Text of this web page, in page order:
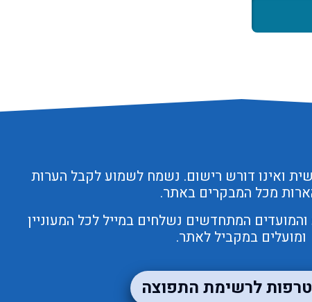
ואינו דורש רישום. נשמח לשמוע לקבל הערות
מכל המבקרים באתר.
המתחדשים נשלחים במייל לכל המעוניין
ומועלים במקביל לאתר.
לרשימת התפוצה